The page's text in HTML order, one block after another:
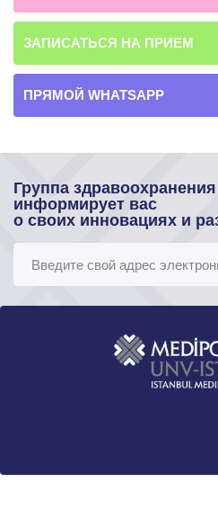
ЗАПИСАТЬСЯ НА ПРИЕМ
ПРЯМОЙ WHATSAPP
Группа
информирует вас
о своих инновациях и